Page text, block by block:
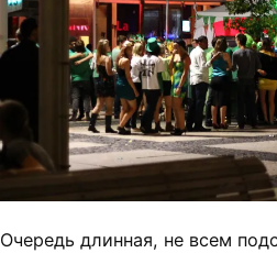
Очередь длинная, не всем